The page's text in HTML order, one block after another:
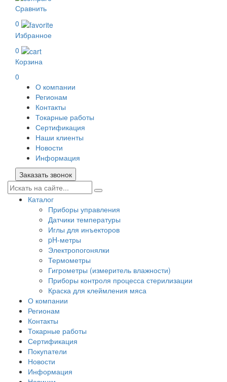
Сравнить
0
Избранное
0
Корзина
0
О компании
Регионам
Контакты
Токарные работы
Сертификация
Наши клиенты
Новости
Информация
Заказать звонок
Каталог
Приборы управления
Датчики температуры
Иглы для инъекторов
pH-метры
Электропогонялки
Термометры
Гигрометры (измеритель влажности)
Приборы контроля процесса стерилизации
Краска для клеймления мяса
О компании
Регионам
Контакты
Токарные работы
Сертификация
Покупатели
Новости
Информация